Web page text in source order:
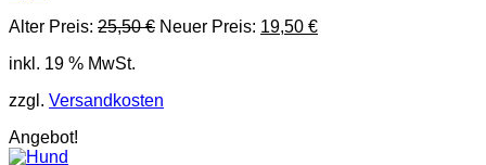
Alter Preis: 25,50€ Ursprünglicher
Neuer Preis: 19,50 €Aktueller
inkl. 19 % MwSt.
zzgl. Versandkosten
Angebot!